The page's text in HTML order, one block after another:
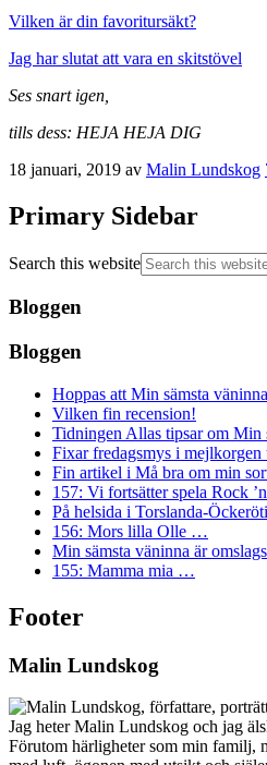
Vilken är din favoritursäkt?
Jag har slutat att vara en skitstövel
Ses snart igen,
tills dess: HEJA HEJA DIG
18 januari, 2019 av Malin Lundskog
Primary Sidebar
Search this website
Bloggen
Bloggen
Hoppas att Min sämsta
Vilken fin recension!
Tidningen Allas tipsar om Min
Fixar fredagsmys i mejlkorgen
Fin artikel i Må bra om min
157: Vi fortsätter spela Rock
På helsida i Torslanda-
156: Mors lilla Olle …
Min sämsta väninna är
155: Mamma mia …
Footer
Malin Lundskog
Jag heter Malin Lundskog och jag
Förutom härligheter som min familj,